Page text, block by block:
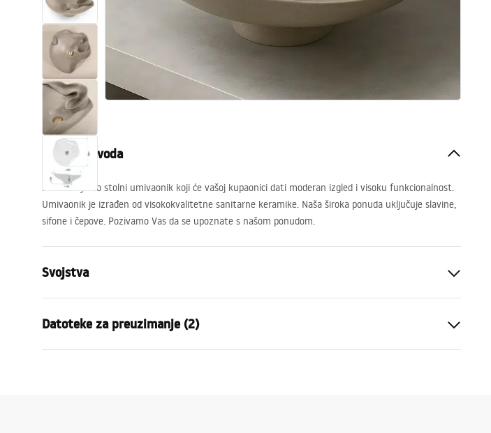
Miješalice, pipe, slavine
Tuševi
Kuhinja
Pribor i kupaonski namještaj
Opis proizvoda
Predstavljamo stolni umivaonik koji će vašoj kupaonici dati moderan izgled i visoku funkcionalnost.
Umivaonik je izrađen od visokokvalitetne sanitarne keramike. Naša široka ponuda uključuje slavine,
sifone i čepove. Pozivamo Vas da se upoznate s našom ponudom.
Svojstva
Materijal
Boja
Bež
Datoteke za preuzimanje (2)